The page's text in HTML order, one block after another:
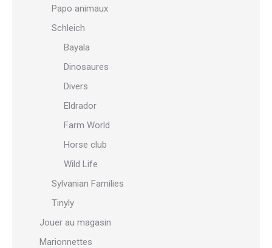
Papo animaux
Schleich
Bayala
Dinosaures
Divers
Eldrador
Farm World
Horse club
Wild Life
Sylvanian Families
Tinyly
Jouer au magasin
Marionnettes